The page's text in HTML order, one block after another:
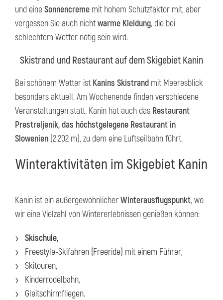
und eineSonnencreme mit hohem Schutzfaktor mit, aber
vergessen Sie auch nichtwarme Kleidung, die bei
schlechtem Wetter nötig sein wird.
Skistrand und Restaurant auf dem Skigebiet Kanin
Bei schönem Wetter ist Kanins Skistrand mit Meeresblick
besonders aktuell. Am Wochenende finden verschiedene
Veranstaltungen statt. Kanin hat auch das Restaurant
Prestreljenik, das höchstgelegene Restaurant in
Slowenien (2.202 m), zu dem eine Luftseilbahn führt.
Winteraktivitäten im Skigebiet Kanin
Kanin ist ein außergewöhnlicherWinterausflugspunkt, wo
wir eine Vielzahl von Wintererlebnissen genießen können:
Skischule,
Freestyle-Skifahren (Freeride) mit einem Führer,
Skitouren,
Kinderrodelbahn,
Gleitschirmfliegen.